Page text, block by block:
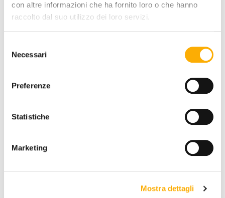
con altre informazioni che ha fornito loro o che hanno
raccolto dal suo utilizzo dei loro servizi.
delNecessari
Preferenze
Statistiche
Marketing
Mostra dettagli
INFORMACIÓN